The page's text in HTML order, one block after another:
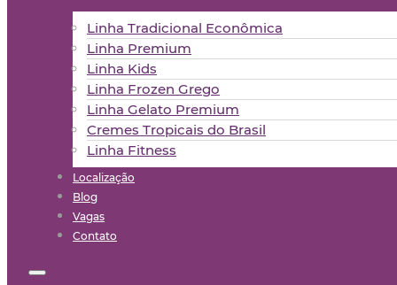
Linha Tradicional Econômica
Linha Premium
Linha Kids
Linha Frozen Grego
Linha Gelato Premium
Cremes Tropicais do Brasil
Linha Fitness
Localização
Blog
Vagas
Contato